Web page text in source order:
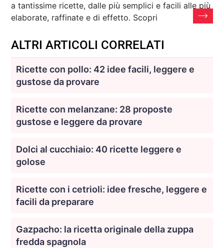
a tantissime ricette, dalle più semplici e facili alle più
elaborate, raffinate e di effetto. Scopri
ALTRI ARTICOLI CORRELATI
Ricette con pollo: 42 idee facili, leggere e
gustose da provare
Ricette con melanzane: 28 proposte
gustose e leggere da provare
Dolci al cucchiaio: 40 ricette leggere e
golose
Ricette con i cetrioli: idee fresche, leggere e
facili da preparare
Gazpacho: la ricetta originale della zuppa
fredda spagnola